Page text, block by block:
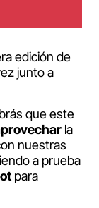
edición de
junto a
que este
la
nuestras
a prueba
para